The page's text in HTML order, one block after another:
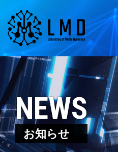
NEWS
お知らせ